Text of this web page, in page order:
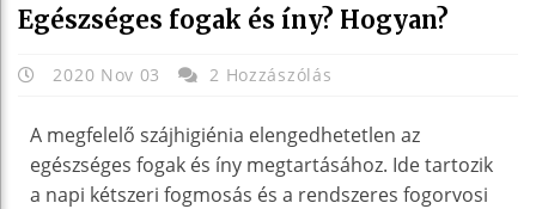
Egészséges fogak és íny? Hogyan?
2020 Nov 03 2 Hozzászólás
A megfelelő szájhigiénia elengedhetetlen az
egészséges fogak és íny megtartásához. Ide tartozik
a napi kétszeri fogmosás és a rendszeres fogorvosi